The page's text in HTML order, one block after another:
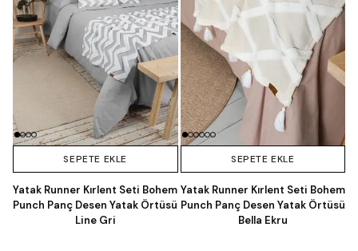
SEPETE EKLE
Yatak Runner Kırlent Seti Bohem
Punch Panç Desen Yatak Örtüsü
Line Gri
SEPETE EKLE
Yatak Runner Kırlent Seti Bohem
Punch Panç Desen Yatak Örtüsü
Bella Ekru